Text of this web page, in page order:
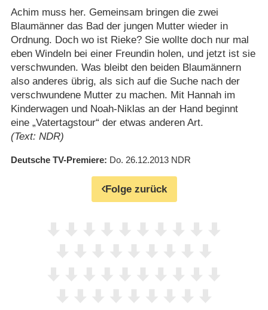
Achim muss her. Gemeinsam bringen die zwei
Blaumänner das Bad der jungen Mutter wieder in
Ordnung. Doch wo ist Rieke? Sie wollte doch nur mal
eben Windeln bei einer Freundin holen, und jetzt ist sie
verschwunden. Was bleibt den beiden Blaumännern
also anderes übrig, als sich auf die Suche nach der
verschwundene Mutter zu machen. Mit Hannah im
Kinderwagen und Noah-Niklas an der Hand beginnt
eine „Vatertagstour“ der etwas anderen Art.
(Text: NDR)
Deutsche TV-Premiere Do. 26.12.2013 NDR
Folge zurück